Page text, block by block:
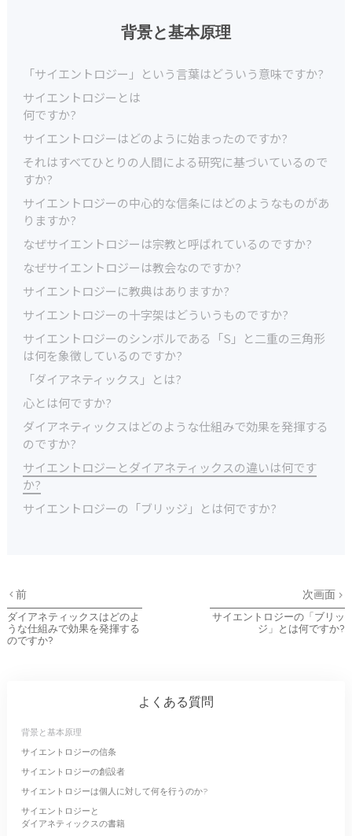
背景と基本原理
「サイエントロジー」という言葉はどういう意味ですか?
サイエントロジーとは
何ですか?
サイエントロジーはどのように始まったのですか?
それはすべてひとりの人間による研究に基づいているので
すか?
サイエントロジーの中心的な信条にはどのようなものがあ
りますか?
なぜサイエントロジーは宗教と呼ばれているのですか?
なぜサイエントロジーは教会なのですか?
サイエントロジーに教典はありますか?
サイエントロジーの十字架はどういうものですか?
サイエントロジーのシンボルである「S」と二重の三角形
は何を象徴しているのですか?
「ダイアネティックス」とは?
心とは何ですか?
ダイアネティックスはどのような仕組みで効果を発揮する
のですか?
サイエントロジーとダイアネティックスの違いは何です
か?
サイエントロジーの「ブリッジ」とは何ですか?
前
ダイアネティックスはどのよ
うな仕組みで効果を発揮する
のですか?
次画面
サイエントロジーの「ブリッ
ジ」とは何ですか?
よくある質問
背景と基本原理
サイエントロジーの信条
サイエントロジーの創設者
サイエントロジーは個人に対して何を行うのか?
サイエントロジーと
ダイアネティックスの書籍